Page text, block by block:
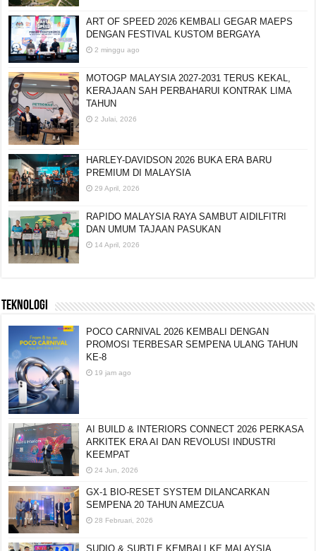
ART OF SPEED 2026 KEMBALI GEGAR MAEPS
DENGAN FESTIVAL KUSTOM BERGAYA
2 minggu ago
MOTOGP MALAYSIA 2027-2031 TERUS KEKAL,
KERAJAAN SAH PERBAHARUI KONTRAK LIMA
TAHUN
2 Julai, 2026
HARLEY-DAVIDSON 2026 BUKA ERA BARU
PREMIUM DI MALAYSIA
29 April, 2026
RAPIDO MALAYSIA RAYA SAMBUT AIDILFITRI
DAN UMUM TAJAAN PASUKAN
14 April, 2026
TEKNOLOGI
POCO CARNIVAL 2026 KEMBALI DENGAN
PROMOSI TERBESAR SEMPENA ULANG TAHUN
KE-8
19 jam ago
AI BUILD & INTERIORS CONNECT 2026 PERKASA
ARKITEK ERA AI DAN REVOLUSI INDUSTRI
KEEMPAT
24 Jun, 2026
GX-1 BIO-RESET SYSTEM DILANCARKAN
SEMPENA 20 TAHUN AMEZCUA
28 Februari, 2026
SUDIO & SUBTLE KEMBALI KE MALAYSIA